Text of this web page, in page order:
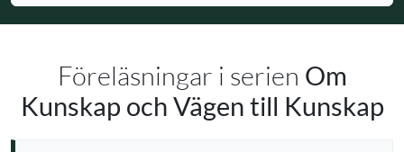
Föreläsningar i serien Om
Kunskap och Vägen till Kunskap